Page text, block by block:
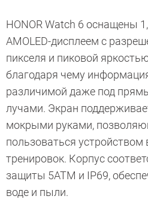
HONOR Watch 6 оснащены
AMOLED-дисплеем с
пикселя и пиковой
благодаря чему
различимой даже под
лучами. Экран
мокрыми руками,
пользоваться
тренировок. Корпус
защиты 5ATM и IP69,
воде и пыли.